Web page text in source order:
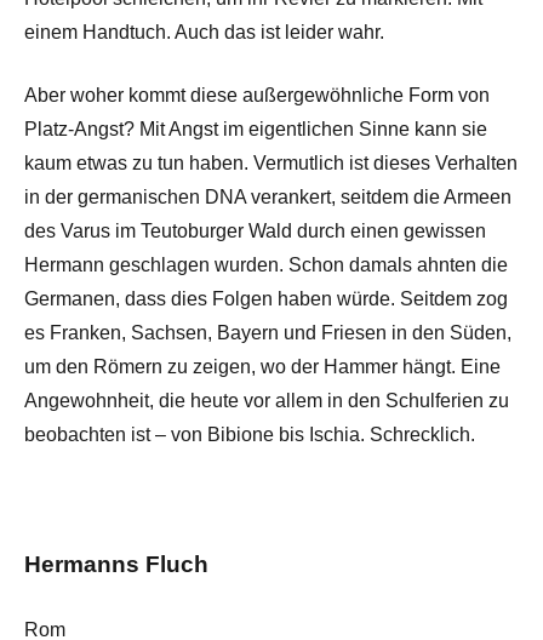
einem Handtuch. Auch das ist leider wahr.
Aber woher kommt diese außergewöhnliche Form von
Platz-Angst? Mit Angst im eigentlichen Sinne kann sie
kaum etwas zu tun haben. Vermutlich ist dieses Verhalten
in der germanischen DNA verankert, seitdem die Armeen
des Varus im Teutoburger Wald durch einen gewissen
Hermann geschlagen wurden. Schon damals ahnten die
Germanen, dass dies Folgen haben würde. Seitdem zog
es Franken, Sachsen, Bayern und Friesen in den Süden,
um den Römern zu zeigen, wo der Hammer hängt. Eine
Angewohnheit, die heute vor allem in den Schulferien zu
beobachten ist – von Bibione bis Ischia. Schrecklich.
Hermanns Fluch
Rom